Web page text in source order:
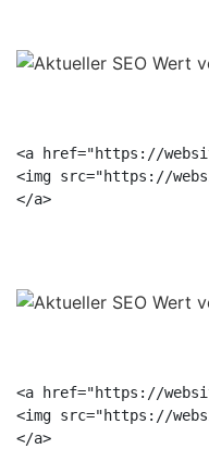
<a href="https://
<img src="https://
<a href="https://
<img src="https://